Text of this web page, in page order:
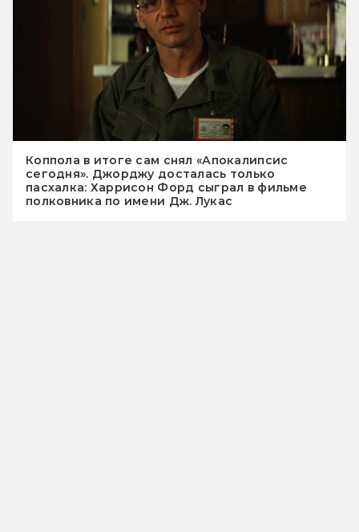
Коппола в итоге сам снял «Апокалипсис
сегодня». Джорджу досталась только
пасхалка: Харрисон Форд сыграл в фильме
полковника по имени Дж. Лукас